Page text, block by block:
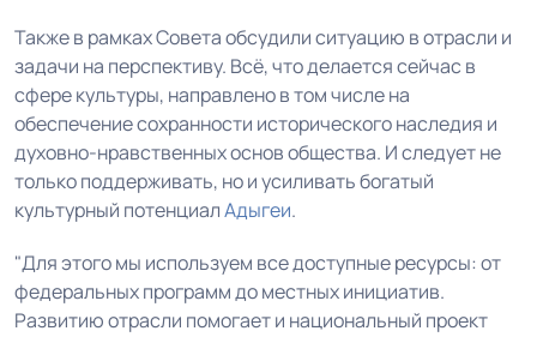
Также в рамках Совета обсудили ситуацию в отрасли и
задачи на перспективу. Всё, что делается сейчас в
сфере культуры, направлено в том числе на
обеспечение сохранности исторического наследия и
духовно-нравственных основ общества. И следует не
только поддерживать, но и усиливать богатый
культурный потенциалАдыгеи.
"Для этого мы используем все доступные ресурсы: от
федеральных программ до местных инициатив.
Развитию отрасли помогает и национальный проект